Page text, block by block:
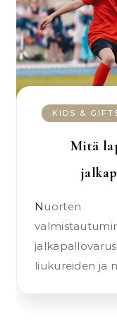
KIDS &
Mitä
Nuorten jalkapalloharjoituksiin
liukureiden ja